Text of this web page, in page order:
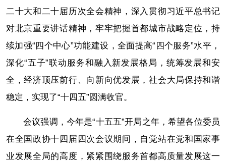
二十大和二十届历次全会精神，深入贯彻习近平总书记
对北京重要讲话精神，牢牢把握首都城市战略定位，持
续加强“四个中心”功能建设，全面提高“四个服务”水平，
深化“五子”联动服务和融入新发展格局，统筹发展和安
全，经济顶压前行、向新向优发展，社会大局保持和谐
稳定，实现了“十四五”圆满收官。
会议强调，今年是“十五五”开局之年，希望各位委员
在全国政协十四届四次会议期间，自觉站在党和国家事
业发展全局的高度，紧紧围绕服务首都高质量发展这一